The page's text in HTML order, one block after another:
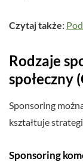
Czytaj także:
Rodzaje
społeczny
Sponsoring
kształtuje
Sponsoring